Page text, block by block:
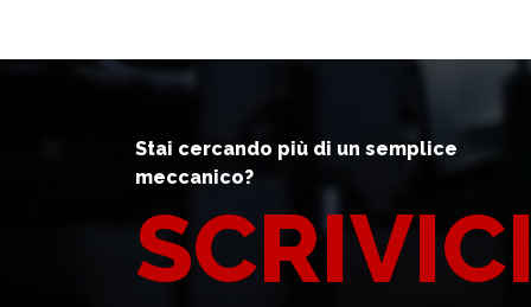
Stai cercando più di un semplice
meccanico?